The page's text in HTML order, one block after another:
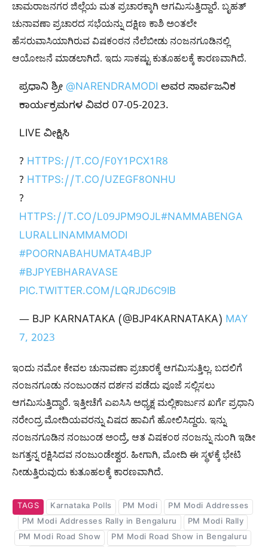
ಚಾಮರಾಜನಗರ ಜಿಲ್ಲೆಯ ಮತ ಪ್ರಚಾರಕ್ಕಾಗಿ ಆಗಮಿಸುತ್ತಿದ್ದಾರೆ. ಬೃಹತ್
ಚುನಾವಣಾ ಪ್ರಚಾರದ ಸಭೆಯನ್ನು ದಕ್ಷಿಣ ಕಾಶಿ ಅಂತಲೇ
ಹೆಸರುವಾಸಿಯಾಗಿರುವ ವಿಷಕಂಠನ ನೆಲೆಬೀಡು ನಂಜನಗೂಡಿನಲ್ಲಿ
ಆಯೋಜನೆ ಮಾಡಲಾಗಿದೆ. ಇದು ಸಾಕಷ್ಟು ಕುತೂಹಲಕ್ಕೆ ಕಾರಣವಾಗಿದೆ.
ಪ್ರಧಾನಿ ಶ್ರೀ@NARENDRAMODI ಅವರ ಸಾರ್ವಜನಿಕ
ಕಾರ್ಯಕ್ರಮಗಳ ವಿವರ 07-05-2023.
LIVE ವೀಕ್ಷಿಸಿ
? HTTPS://T.CO/F0Y1PCX1R8
? HTTPS://T.CO/UZEGF8ONHU
?
HTTPS://T.CO/L09JPM9OJL#NAMMABENGA
LURALLINAMMAMODI
#POORNABAHUMATA4BJP
#BJPYEBHARAVASE
PIC.TWITTER.COM/LQRJD6C9IB
— BJP KARNATAKA (@BJP4KARNATAKA) MAY
7, 2023
ಇಂದು ನಮೋ ಕೇವಲ ಚುನಾವಣಾ ಪ್ರಚಾರಕ್ಕೆ ಆಗಮಿಸುತ್ತಿಲ್ಲ. ಬದಲಿಗೆ
ನಂಜನಗೂಡು ನಂಜುಂಡನ ದರ್ಶನ ಪಡೆದು ಪೂಜೆ ಸಲ್ಲಿಸಲು
ಆಗಮಿಸುತ್ತಿದ್ದಾರೆ. ಇತ್ತೀಚೆಗೆ ಎಐಸಿಸಿ ಅಧ್ಯಕ್ಷ ಮಲ್ಲಿಕಾರ್ಜುನ ಖರ್ಗೆ ಪ್ರಧಾನಿ
ನರೇಂದ್ರ ಮೋದಿಯವರನ್ನು ವಿಷದ ಹಾವಿಗೆ ಹೋಲಿಸಿದ್ದರು. ಇನ್ನು
ನಂಜನಗೂಡಿನ ನಂಜುಂಡ ಅಂದ್ರೆ, ಆತ ವಿಷಕಂಠ ನಂಜನ್ನು ನುಂಗಿ ಇಡೀ
ಜಗತ್ತನ್ನ ರಕ್ಷಿಸಿದವ ನಂಜುಂಡೇಶ್ವರ. ಹೀಗಾಗಿ, ಮೋದಿ ಈ ಸ್ಥಳಕ್ಕೆ ಭೇಟಿ
ನೀಡುತ್ತಿರುವುದು ಕುತೂಹಲಕ್ಕೆ ಕಾರಣವಾಗಿದೆ.
TAGS Karnataka Polls PM Modi
PM Modi Addresses
PM Modi Addresses Rally in Bengaluru
PM Modi Rally
PM Modi Road Show
PM Modi Road Show in Bengaluru